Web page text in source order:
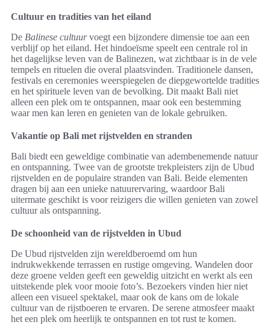
Cultuur en tradities van het eiland
De Balinese cultuurvoegt een bijzondere dimensie toe aan een
verblijf op het eiland. Het hindoeïsme speelt een centrale rol in
het dagelijkse leven van de Balinezen, wat zichtbaar is in de vele
tempels en rituelen die overal plaatsvinden. Traditionele dansen,
festivals en ceremonies weerspiegelen de diepgewortelde tradities
en het spirituele leven van de bevolking. Dit maakt Bali niet
alleen een plek om te ontspannen, maar ook een bestemming
waar men kan leren en genieten van de lokale gebruiken.
Vakantie op Bali met rijstvelden en stranden
Bali biedt een geweldige combinatie van adembenemende natuur
en ontspanning. Twee van de grootste trekpleisters zijn de Ubud
rijstvelden en de populaire stranden van Bali. Beide elementen
dragen bij aan een unieke natuurervaring, waardoor Bali
uitermate geschikt is voor reizigers die willen genieten van zowel
cultuur als ontspanning.
De schoonheid van de rijstvelden in Ubud
De Ubud rijstvelden zijn wereldberoemd om hun
indrukwekkende terrassen en rustige omgeving. Wandelen door
deze groene velden geeft een geweldig uitzicht en werkt als een
uitstekende plek voor mooie foto’s. Bezoekers vinden hier niet
alleen een visueel spektakel, maar ook de kans om de lokale
cultuur van de rijstboeren te ervaren. De serene atmosfeer maakt
het een plek om heerlijk te ontspannen en tot rust te komen.